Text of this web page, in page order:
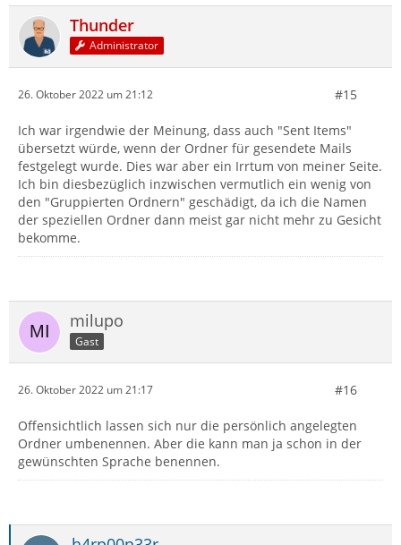
Thunder
Administrator
26. Oktober 2022 um 21:12 #15
Ich war irgendwie der Meinung, dass auch "Sent Items"
übersetzt würde, wenn der Ordner für gesendete Mails
festgelegt wurde. Dies war aber ein Irrtum von meiner Seite.
Ich bin diesbezüglich inzwischen vermutlich ein wenig von
den "Gruppierten Ordnern" geschädigt, da ich die Namen
der speziellen Ordner dann meist gar nicht mehr zu Gesicht
bekomme.
milupo
Gast
26. Oktober 2022 um 21:17 #16
Offensichtlich lassen sich nur die persönlich angelegten
Ordner umbenennen. Aber die kann man ja schon in der
gewünschten Sprache benennen.